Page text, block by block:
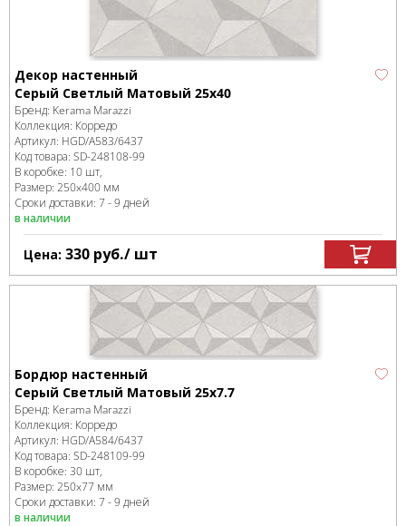
Декор настенный
Серый Светлый Матовый 25х40
Бренд: Kerama Marazzi
Коллекция: Корредо
Артикул: HGD/A583/6437
Код товара: SD-248108-99
В коробке: 10 шт,
Размер: 250x400 мм
Сроки доставки: 7 - 9 дней
в наличии
Цена: 330 руб./ шт
Бордюр настенный
Серый Светлый Матовый 25х7.7
Бренд: Kerama Marazzi
Коллекция: Корредо
Артикул: HGD/A584/6437
Код товара: SD-248109-99
В коробке: 30 шт,
Размер: 250x77 мм
Сроки доставки: 7 - 9 дней
в наличии